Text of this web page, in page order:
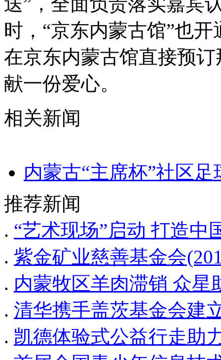
时，“京东内蒙古馆”也
在京东内蒙古馆直接预
献一份爱心。
相关新闻
内蒙古“主席杯”社区
推荐新闻
. “艺术现场”启动 打造中
. 紫金矿业慈善基金会
. 内蒙牧区羊肉滞销 众星
. 清华携手盖茨基金会建
. 凯德体验式公益行走助